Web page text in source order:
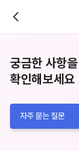
뒤로가기
궁금한 사항
확인해보세요
자주 묻는 질문